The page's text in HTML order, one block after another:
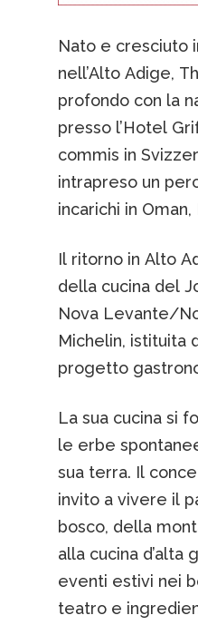
Nato e cresciuto
nell’Alto Adige,
profondo con la
presso l’Hotel
commis in
intrapreso un
incarichi in
Il ritorno in Alto
della cucina del
Nova Levante/
Michelin, istituita
progetto
La sua cucina si
le erbe
sua terra. Il
invito a vivere il
bosco, della
alla cucina d’alta
eventi estivi nei
teatro e